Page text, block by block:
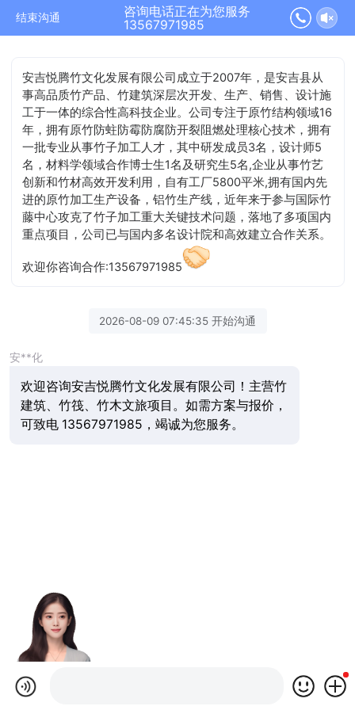
结束沟通
咨询电话正在为您服务
13567971985
安吉悦腾竹文化发展有限公司成立于2007年，是安吉县从
事高品质竹产品、竹建筑深层次开发、生产、销售、设计施
工于一体的综合性高科技企业。公司专注于原竹结构领域16
年，拥有原竹防蛀防霉防腐防开裂阻燃处理核心技术，拥有
一批专业从事竹子加工人才，其中研发成员3名，设计师5
名，材料学领域合作博士生1名及研究生5名,企业从事竹艺
创新和竹材高效开发利用，自有工厂5800平米,拥有国内先
进的原竹加工生产设备，铝竹生产线，近年来于参与国际竹
藤中心攻克了竹子加工重大关键技术问题，落地了多项国内
重点项目，公司已与国内多名设计院和高效建立合作关系。
欢迎你咨询合作:13567971985
2026-08-09 07:45:35 开始沟通
安**化
欢迎咨询安吉悦腾竹文化发展有限公司！主营竹
建筑、竹筏、竹木文旅项目。如需方案与报价，
可致电 13567971985，竭诚为您服务。